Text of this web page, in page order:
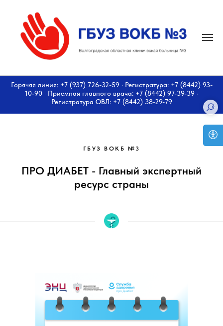
Горячяя линия: +7 (937) 726-32-59 · Регистратура: +7 (8442) 93-
10-90 · Приемная главного врача: +7 (8442) 97-39-39 ·
Регистратура ОВЛ: +7 (8442) 38-29-79
ГБУЗ ВОКБ №3
ПРО ДИАБЕТ - Главный экспертный
ресурс страны